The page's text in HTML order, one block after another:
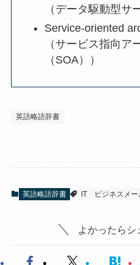
（データ駆動型サ
Service-oriented
（サービス指向ア
（SOA））
英語略語辞書
英語略語辞書 IT ビジネスメー
よかったらシ